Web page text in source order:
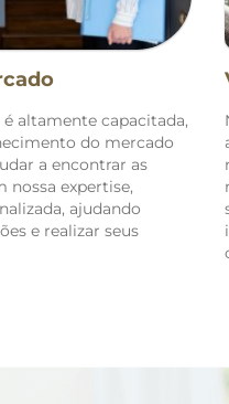
altamente capacitada,
do mercado
a encontrar as
nossa expertise,
ajudando
e realizar seus